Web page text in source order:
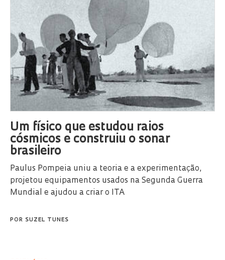
Um físico que estudou raios
cósmicos e construiu o sonar
brasileiro
Paulus Pompeia uniu a teoria e a experimentação,
projetou equipamentos usados na Segunda Guerra
Mundial e ajudou a criar o ITA
POR SUZEL TUNES